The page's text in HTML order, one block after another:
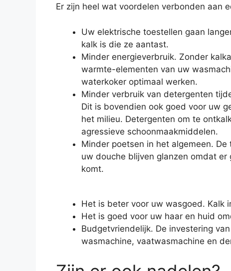
Er zijn heel wat voordelen verbonden aan
Uw elektrische toestellen gaan
kalk is die ze aantast.
Minder energieverbruik. Zonder
warmte-elementen van uw
waterkoker optimaal werken.
Minder verbruik van detergenten
Dit is bovendien ook goed voor uw
het milieu. Detergenten om te
agressieve schoonmaakmiddelen.
Minder poetsen in het algemeen. De
uw douche blijven glanzen omdat er
komt.
Het is beter voor uw wasgoed. Kalk
Het is goed voor uw haar en huid
Budgetvriendelijk. De investering
wasmachine, vaatwasmachine en